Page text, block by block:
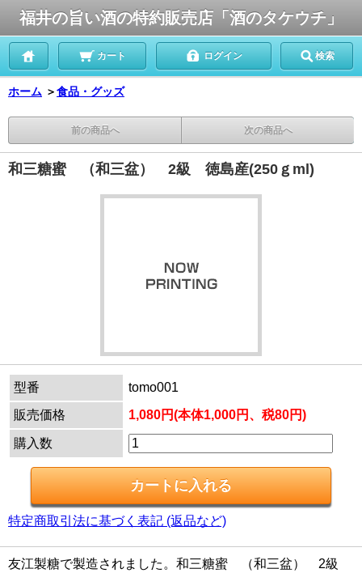
福井の旨い酒の特約販売店「酒のタケウチ」
カート ログイン 検索
ホーム ＞食品・グッズ
前の商品へ 次の商品へ
和三糖蜜 （和三盆） 2級 徳島産(250ｇml)
型番
tomo001
販売価格
1,080円(本体1,000円、税80円)
購入数
特定商取引法に基づく表記 (返品など)
友江製糖で製造されました。和三糖蜜 （和三盆） 2級